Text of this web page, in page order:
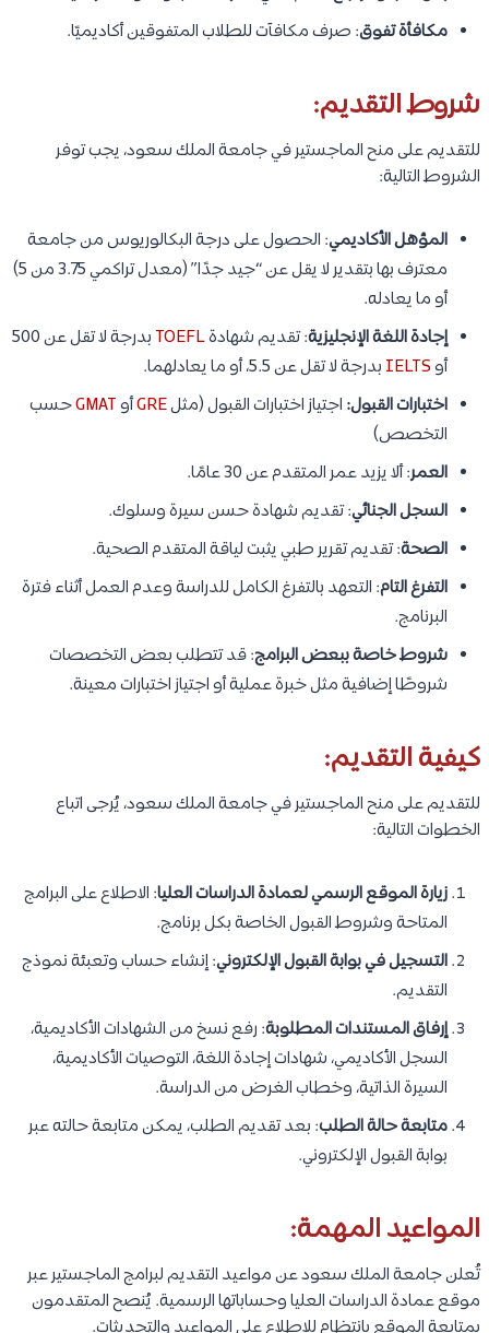
مكافأة تفوق: صرف مكافآت للطلاب المتفوقين أكاديميًا.
شروط التقديم:
للتقديم على منح الماجستير في جامعة الملك سعود، يجب توفر
الشروط التالية:
المؤهل الأكاديمي: الحصول على درجة البكالوريوس من جامعة
معترف بها بتقدير لا يقل عن “جيد جدًا” (معدل تراكمي 3.75 من 5)
أو ما يعادله.
إجادة اللغة الإنجليزية: تقديم شهادةTOEFL
بدرجة لا تقل عن 500
أوIELTS بدرجة لا تقل عن 5.5، أو ما يعادلهما.
اختبارات القبول: اجتياز اختبارات القبول (مثلGREأوGMATحسب
التخصص)
العمر: ألا يزيد عمر المتقدم عن 30 عامًا.
السجل الجنائي: تقديم شهادة حسن سيرة وسلوك.
الصحة: تقديم تقرير طبي يثبت لياقة المتقدم الصحية.
التفرغ التام: التعهد بالتفرغ الكامل للدراسة وعدم العمل أثناء فترة
البرنامج.
شروط خاصة ببعض البرامج: قد تتطلب بعض التخصصات
شروطًا إضافية مثل خبرة عملية أو اجتياز اختبارات معينة.
كيفية التقديم:
للتقديم على منح الماجستير في جامعة الملك سعود، يُرجى اتباع
الخطوات التالية:
زيارة الموقع الرسمي لعمادة الدراسات العليا: الاطلاع على البرامج
المتاحة وشروط القبول الخاصة بكل برنامج.
التسجيل في بوابة القبول الإلكتروني: إنشاء حساب وتعبئة نموذج
التقديم.
إرفاق المستندات المطلوبة: رفع نسخ من الشهادات الأكاديمية،
السجل الأكاديمي، شهادات إجادة اللغة، التوصيات الأكاديمية،
السيرة الذاتية، وخطاب الغرض من الدراسة.
متابعة حالة الطلب: بعد تقديم الطلب، يمكن متابعة حالته عبر
بوابة القبول الإلكتروني.
المواعيد المهمة:
تُعلن جامعة الملك سعود عن مواعيد التقديم لبرامج الماجستير عبر
موقع عمادة الدراسات العليا وحساباتها الرسمية. يُنصح المتقدمون